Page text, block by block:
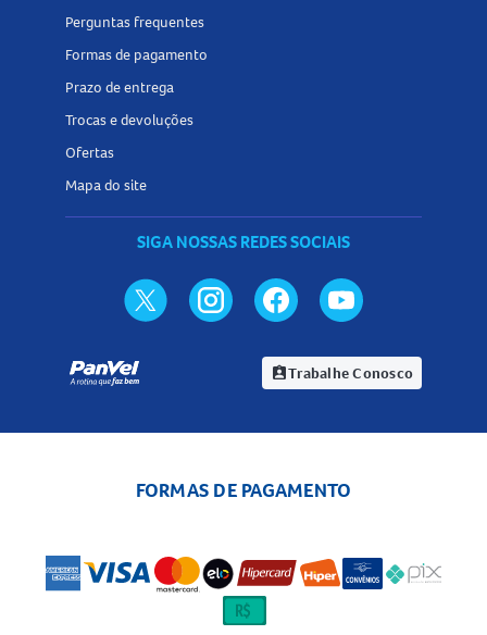
Perguntas frequentes
Formas de pagamento
Prazo de entrega
Trocas e devoluções
Ofertas
Mapa do site
SIGA NOSSAS REDES SOCIAIS
assignment_indTrabalhe Conosco
FORMAS DE PAGAMENTO